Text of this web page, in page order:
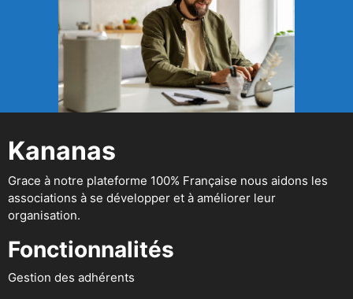
Kananas
Grace à notre plateforme 100% Française nous aidons les
associations à se développer et à améliorer leur
organisation.
Fonctionnalités
Gestion des adhérents